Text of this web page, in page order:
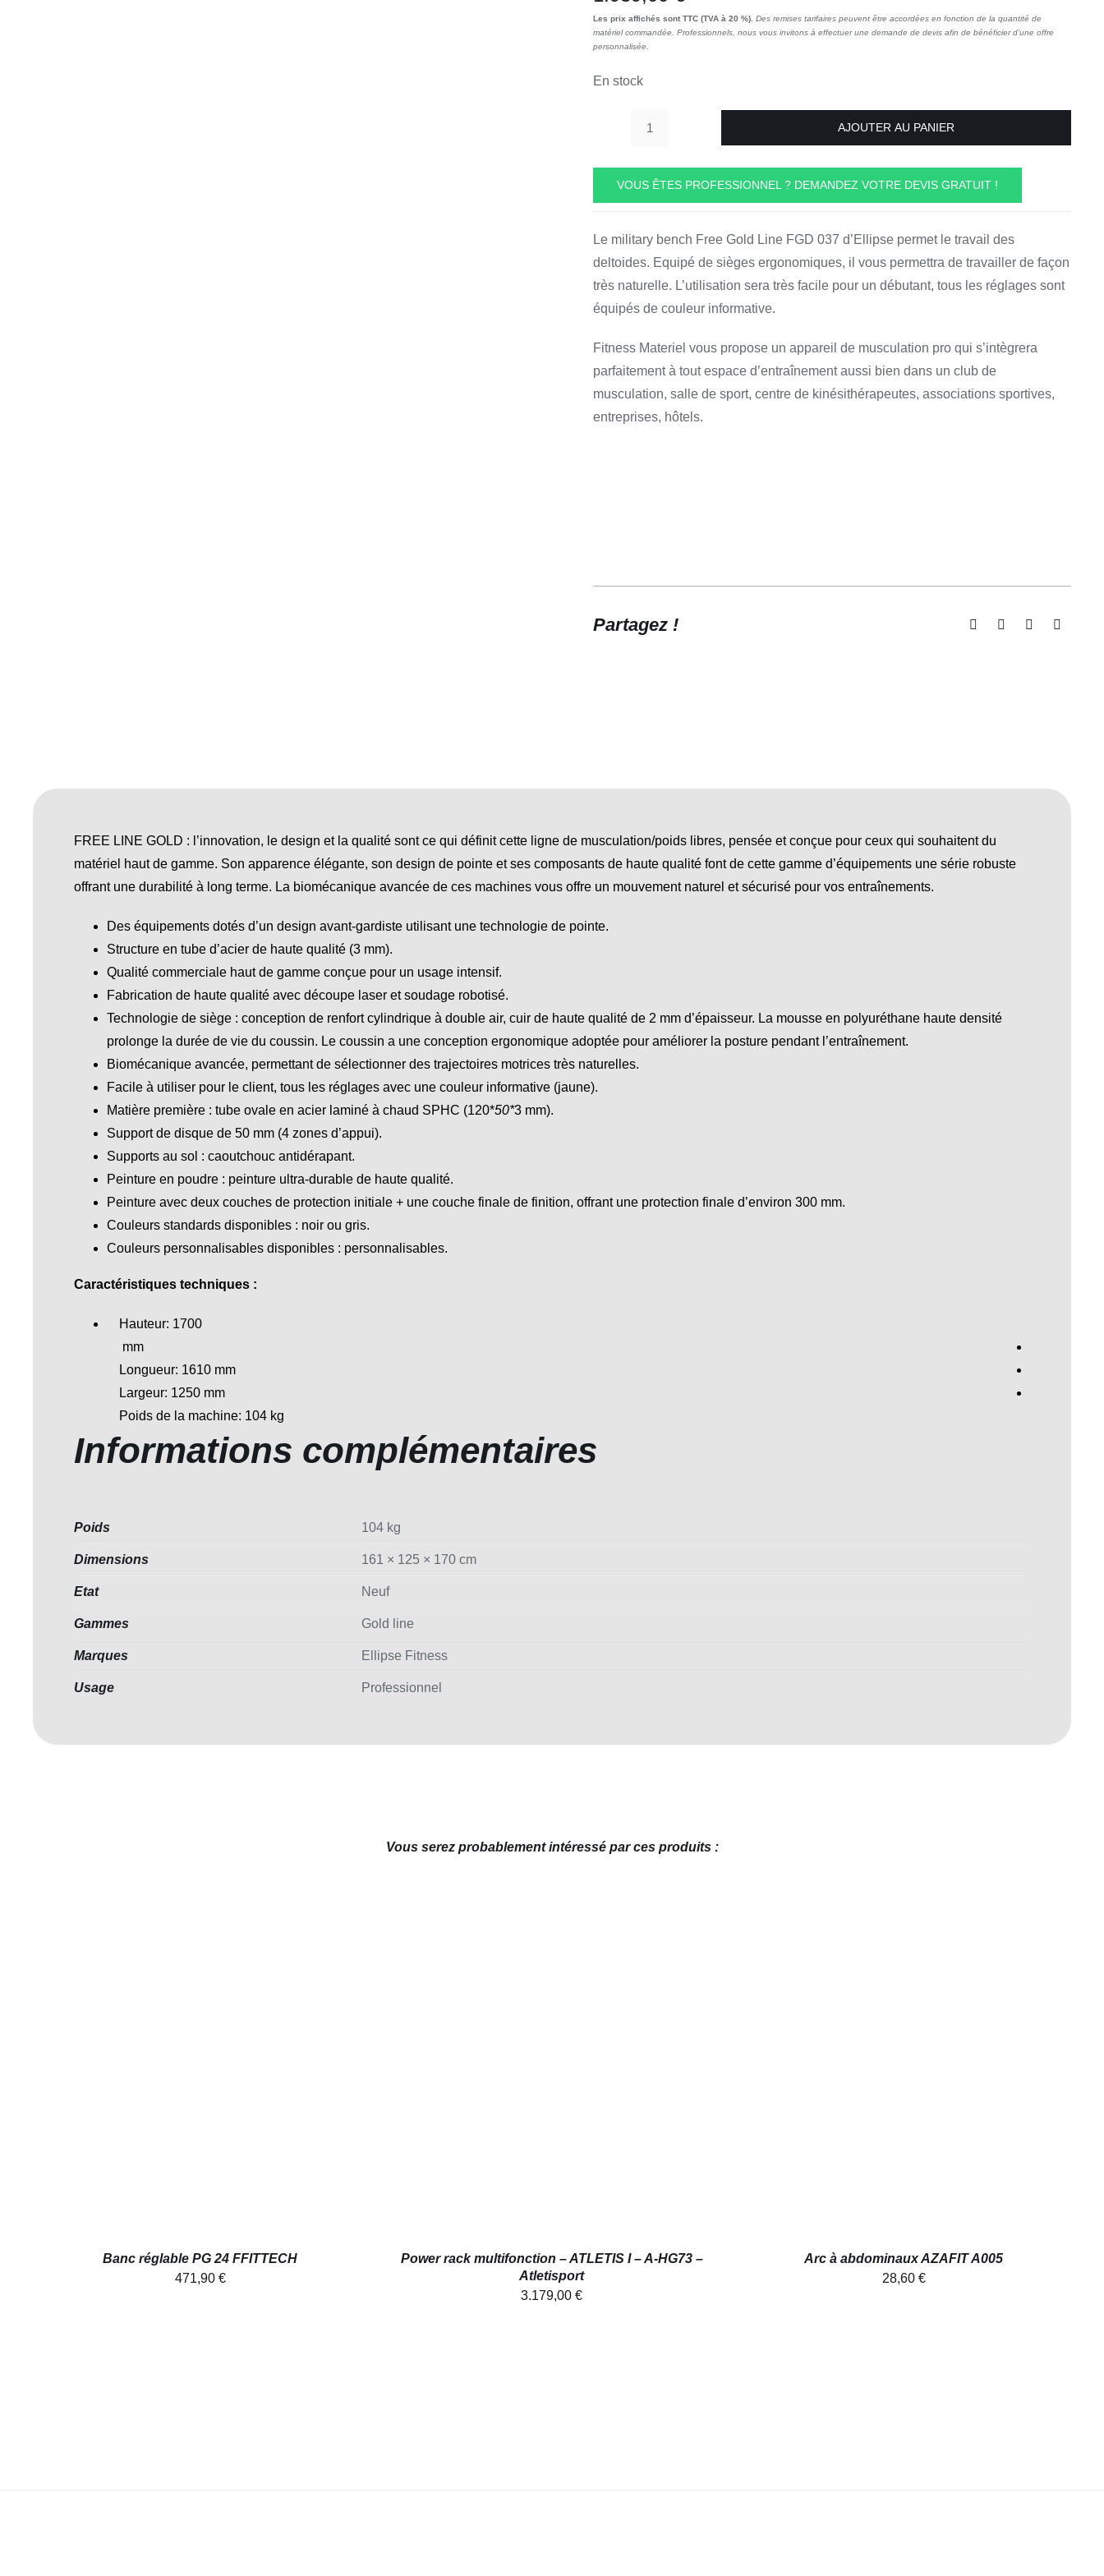
Les prix affichés sont TTC (TVA à 20 %).Des remises tarifaires peuvent être accordées en fonction de la quantité de
matériel commandée. Professionnels, nous vous invitons à effectuer une demande de devis afin de bénéficier d’une offre
personnalisée.
En stock
quantité
Military
bench
037
Ellipse
Fitness
Materiel
AJOUTER AU PANIER
VOUS ÊTES PROFESSIONNEL ? DEMANDEZ VOTRE DEVIS GRATUIT !
Le military bench Free Gold Line FGD 037 d’Ellipse permet le travail des
deltoides. Equipé de sièges ergonomiques, il vous permettra de travailler de façon
très naturelle. L’utilisation sera très facile pour un débutant, tous les réglages sont
équipés de couleur informative.
Fitness Materiel vous propose un appareil de musculation pro qui s’intègrera
parfaitement à tout espace d’entraînement aussi bien dans un club de
musculation, salle de sport, centre de kinésithérapeutes, associations sportives,
entreprises, hôtels.
Partagez !
FREE LINE GOLD : l’innovation, le design et la qualité sont ce qui définit cette ligne de musculation/poids libres, pensée et conçue pour ceux qui souhaitent du
matériel haut de gamme. Son apparence élégante, son design de pointe et ses composants de haute qualité font de cette gamme d’équipements une série robuste
offrant une durabilité à long terme. La biomécanique avancée de ces machines vous offre un mouvement naturel et sécurisé pour vos entraînements.
Des équipements dotés d’un design avant-gardiste utilisant une technologie de pointe.
Structure en tube d’acier de haute qualité (3 mm).
Qualité commerciale haut de gamme conçue pour un usage intensif.
Fabrication de haute qualité avec découpe laser et soudage robotisé.
Technologie de siège : conception de renfort cylindrique à double air, cuir de haute qualité de 2 mm d’épaisseur. La mousse en polyuréthane haute densité
prolonge la durée de vie du coussin. Le coussin a une conception ergonomique adoptée pour améliorer la posture pendant l’entraînement.
Biomécanique avancée, permettant de sélectionner des trajectoires motrices très naturelles.
Facile à utiliser pour le client, tous les réglages avec une couleur informative (jaune).
Matière première : tube ovale en acier laminé à chaud SPHC (120*50*3 mm).
Support de disque de 50 mm (4 zones d’appui).
Supports au sol : caoutchouc antidérapant.
Peinture en poudre : peinture ultra-durable de haute qualité.
Peinture avec deux couches de protection initiale + une couche finale de finition, offrant une protection finale d’environ 300 mm.
Couleurs standards disponibles : noir ou gris.
Couleurs personnalisables disponibles : personnalisables.
Caractéristiques techniques :
Hauteur: 1700
mm
Longueur: 1610 mm
Largeur: 1250 mm
Poids de la machine: 104 kg
Informations complémentaires
Poids 104 kg
Dimensions 161 × 125 × 170 cm
Etat Neuf
Gammes Gold line
Marques Ellipse Fitness
Usage Professionnel
Vous serez probablement intéressé par ces produits :
Banc réglable PG 24 FFITTECH
471,90 €
Power rack multifonction – ATLETIS I – A-HG73 –
Atletisport
3.179,00€
Arc à abdominaux AZAFIT A005
28,60 €